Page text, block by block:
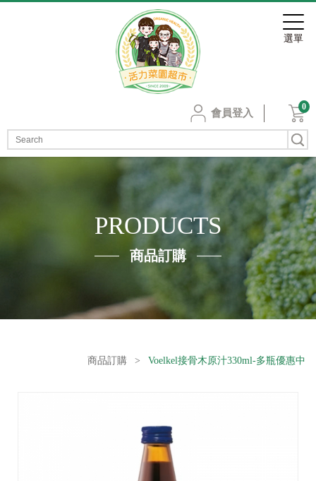
會員登入
0
PRODUCTS
商品訂購
商品訂購 > Voelkel接骨木原汁330ml-多瓶優惠中